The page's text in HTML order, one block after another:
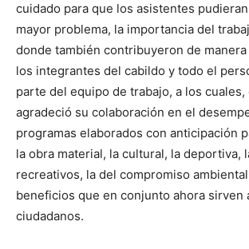
cuidado para que los asistentes
mayor problema, la importancia del
donde también contribuyeron de
los integrantes del cabildo y todo el
parte del equipo de trabajo, a los
agradeció su colaboración en el
programas elaborados con anticipación
la obra material, la cultural, la deportiva,
recreativos, la del compromiso
beneficios que en conjunto ahora sirven
ciudadanos.